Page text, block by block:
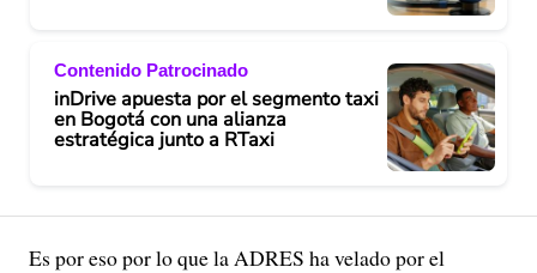
Contenido Patrocinado
inDrive apuesta por el segmento taxi
en Bogotá con una alianza
estratégica junto a RTaxi
Es por eso por lo que la ADRES ha velado por el